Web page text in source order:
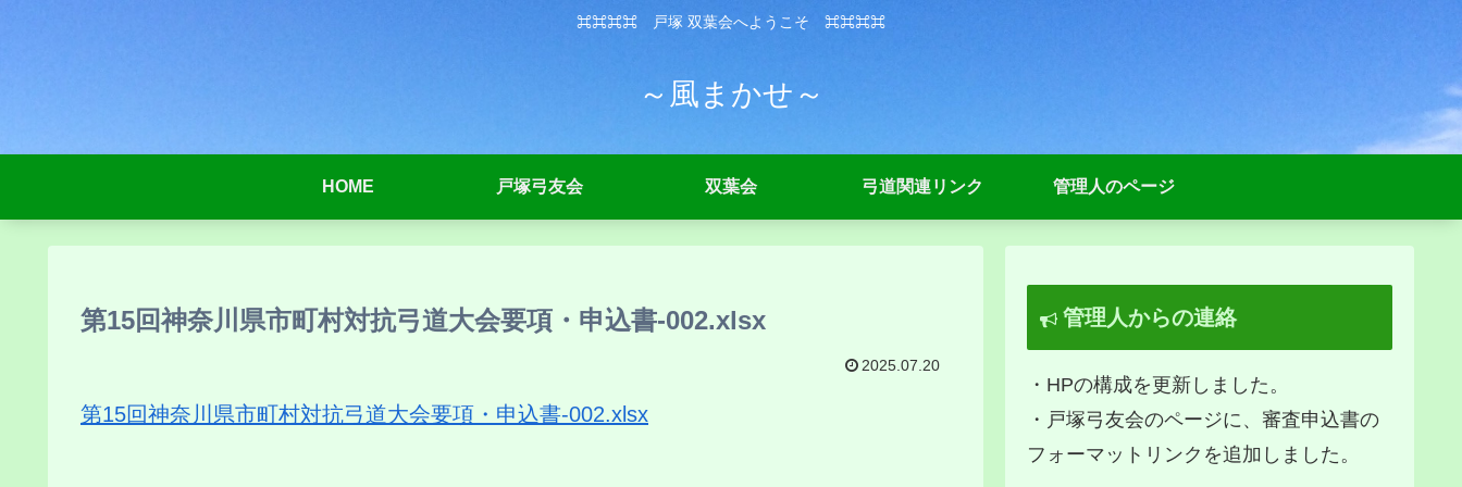
⌘⌘⌘⌘ 戸塚 双葉会へようこそ ⌘⌘⌘⌘
～風まかせ～
HOME 戸塚弓友会 双葉会 弓道関連リンク 管理人のページ
第15回神奈川県市町村対抗弓道大会要項・申込書-002.xlsx
2025.07.20
第15回神奈川県市町村対抗弓道大会要項・申込書-002.xlsx
管理人からの連絡
・HPの構成を更新しました。
・戸塚弓友会のページに、審査申込書の
フォーマットリンクを追加しました。